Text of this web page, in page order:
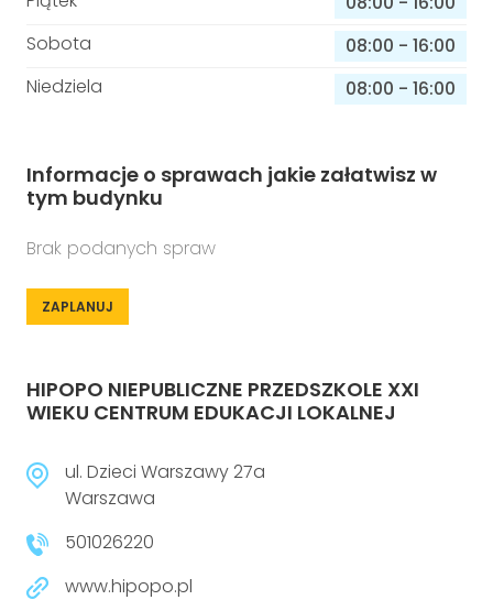
Sobota
08:00 - 16:00
Niedziela
08:00 - 16:00
Informacje o sprawach jakie załatwisz w
tym budynku
Brak podanych spraw
ZAPLANUJ
HIPOPO NIEPUBLICZNE PRZEDSZKOLE XXI
WIEKU CENTRUM EDUKACJI LOKALNEJ
ul. Dzieci Warszawy 27a
Warszawa
501026220
www.hipopo.pl